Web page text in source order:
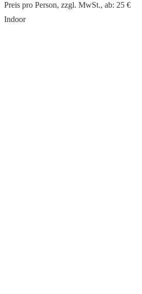
Preis pro Person, zzgl. MwSt., ab: 25 €
Indoor